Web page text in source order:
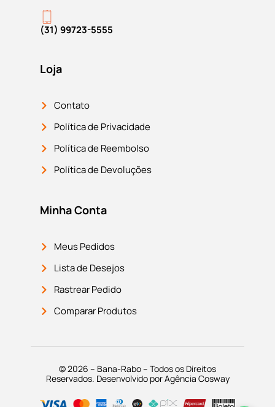
(31) 99723-5555
Loja
Contato
Política de Privacidade
Política de Reembolso
Política de Devoluções
Minha Conta
Meus Pedidos
Lista de Desejos
Rastrear Pedido
Comparar Produtos
© 2026 – Bana-Rabo – Todos os Direitos
Reservados. Desenvolvido por Agência Cosway